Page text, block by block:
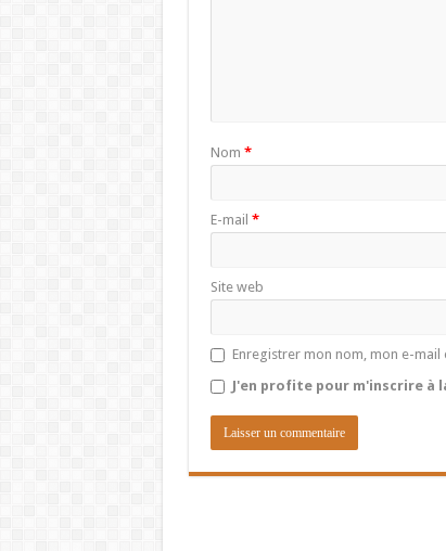
Nom *
E-mail *
Site web
Enregistrer mon nom, mon e-
J'en profite pour m'inscrire à